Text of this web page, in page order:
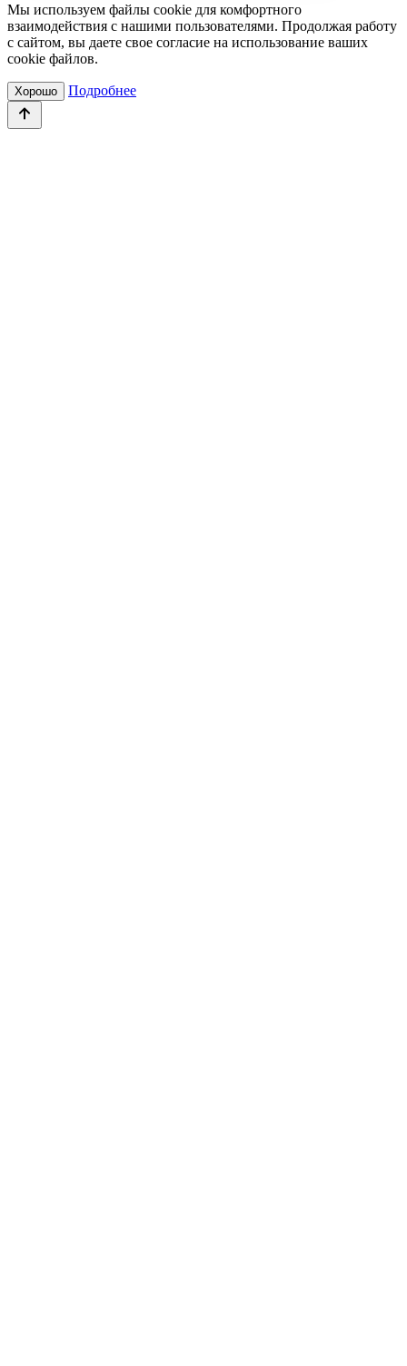
Мы используем файлы cookie для комфортного
взаимодействия с нашими пользователями. Продолжая работу
с сайтом, вы даете свое согласие на использование ваших
cookie файлов.
Хорошо Подробнее